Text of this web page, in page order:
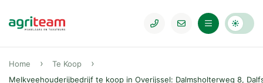
Home
Te Koop
Melkveehouderijbedrijf te koop in Overijssel: Dalmsholterweg 8,